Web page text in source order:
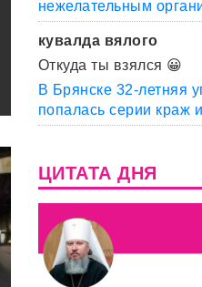
нежелательным
кувалда вялого
Откуда ты взялся 😀
В Брянске 32-летняя
попалась серии краж
ЦИТАТА ДНЯ